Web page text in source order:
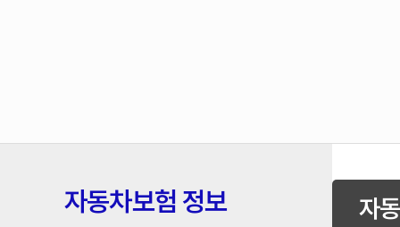
자동차보험 정보 자